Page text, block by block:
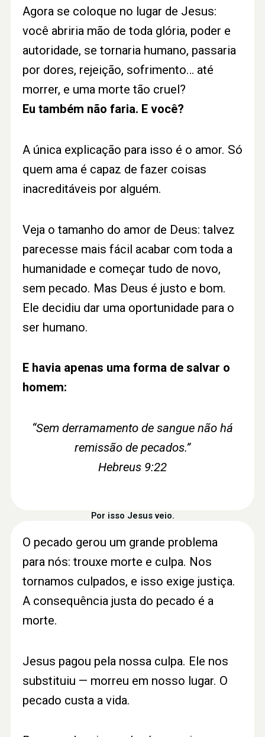
Agora se coloque no lugar de Jesus:
você abriria mão de toda glória, poder e
autoridade, se tornaria humano, passaria
por dores, rejeição, sofrimento… até
morrer, e uma morte tão cruel?
Eu também não faria. E você?
A única explicação para isso é o amor. Só
quem ama é capaz de fazer coisas
inacreditáveis por alguém.
Veja o tamanho do amor de Deus: talvez
parecesse mais fácil acabar com toda a
humanidade e começar tudo de novo,
sem pecado. Mas Deus é justo e bom.
Ele decidiu dar uma oportunidade para o
ser humano.
E havia apenas uma forma de salvar o
homem:
“Sem derramamento de sangue não há
remissão de pecados.”
Hebreus 9:22
Por isso Jesus veio.
O pecado gerou um grande problema
para nós: trouxe morte e culpa. Nos
tornamos culpados, e isso exige justiça.
A consequência justa do pecado é a
morte.
Jesus pagou pela nossa culpa. Ele nos
substituiu — morreu em nosso lugar. O
pecado custa a vida.